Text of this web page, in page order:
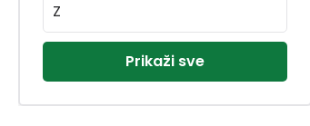
(30)
WINDHAGER
WINNING STAR
Z
Prikaži sve